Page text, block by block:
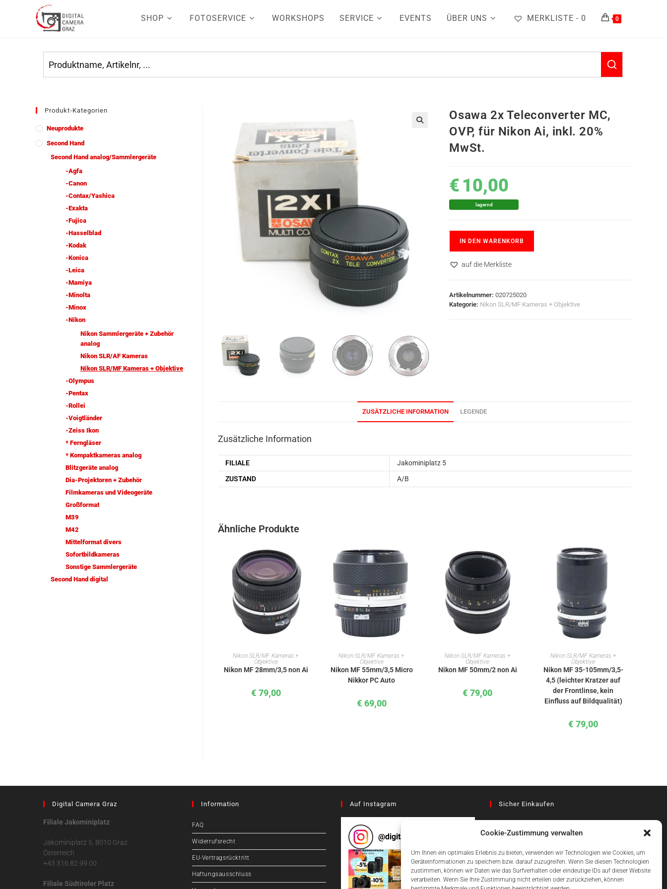
Cookie-Zustimmung verwalten
Um Ihnen ein optimales Erlebnis zu bieten, verwenden wir Technologien wie Cookies, um
Geräteinformationen zu speichern bzw. darauf zuzugreifen. Wenn Sie diesen Technologien
zustimmen, können wir Daten wie das Surfverhalten oder eindeutige IDs auf dieser Website
verarbeiten. Wenn Sie Ihre Zustimmung nicht erteilen oder zurückziehen, können
SHOP FOTOSERVICE WORKSHOPS SERVICE EVENTS ÜBER UNS MERKLISTE - 0 0
Osawa 2x Teleconverter MC,
OVP, für Nikon Ai, inkl. 20%
MwSt.
€ 10,00
lagernd
IN DEN WARENKORB
auf die Merkliste
Artikelnummer:020725020
Kategorie: Nikon SLR/MF Kameras + Objektive
ZUSÄTZLICHE INFORMATION LEGENDE
Zusätzliche Information
FILIALE
Jakominiplatz 5
ZUSTAND
A/B
Ähnliche Produkte
IN DEN WARENKORB
Nikon SLR/MF Kameras +
Objektive
Nikon MF 28mm/3,5 non Ai
€ 79,00
IN DEN WARENKORB
Nikon SLR/MF Kameras +
Objektive
Nikon MF 55mm/3,5 Micro
Nikkor PC Auto
€ 69,00
IN DEN WARENKORB
Nikon SLR/MF Kameras +
Objektive
Nikon MF 50mm/2 non Ai
€ 79,00
IN DEN WARENKORB
Nikon SLR/MF Kameras +
Objektive
Nikon MF 35-105mm/3,5-
4,5 (leichter Kratzer auf
der Frontlinse, kein
Einfluss auf Bildqualität)
€ 79,00
Produkt-Kategorien
Neuprodukte
Second Hand
Second Hand analog/Sammlergeräte
-Agfa
-Canon
-Contax/Yashica
-Exakta
-Fujica
-Hasselblad
-Kodak
-Konica
-Leica
-Mamiya
-Minolta
-Minox
-Nikon
Nikon Sammlergeräte + Zubehör
analog
Nikon SLR/AF Kameras
Nikon SLR/MF Kameras + Objektive
-Olympus
-Pentax
-Rollei
-Voigtländer
-Zeiss Ikon
* Ferngläser
* Kompaktkameras analog
Blitzgeräte analog
Dia-Projektoren + Zubehör
Filmkameras und Videogeräte
Großformat
M39
M42
Mittelformat divers
Sofortbildkameras
Sonstige Sammlergeräte
Second Hand digital
Digital Camera Graz
Filiale Jakominiplatz
Jakominiplatz 5, 8010 Graz
Österreich
+43 316 82 99 00
Filiale Südtiroler Platz
Information
FAQ
Widerrufsrecht
EU-Vertragsrücktritt
Haftungsausschluss
Auf Instagram
@digitalcameragraz
Sicher Einkaufen
Einfach Online Bezahlen